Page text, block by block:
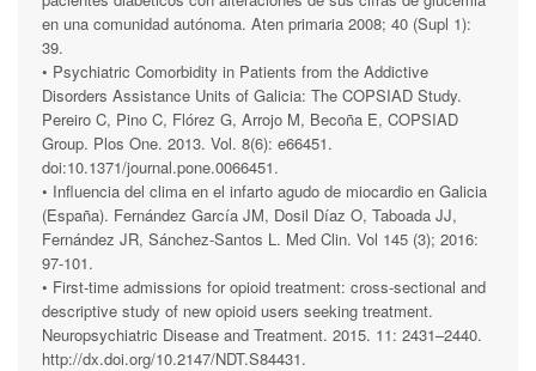
en una comunidad autónoma. Aten primaria 2008; 40 (Supl 1):
39.
• Psychiatric Comorbidity in Patients from the Addictive
Disorders Assistance Units of Galicia: The COPSIAD Study.
Pereiro C, Pino C, Flórez G, Arrojo M, Becoña E, COPSIAD
Group. Plos One. 2013. Vol. 8(6): e66451.
doi:10.1371/journal.pone.0066451.
• Influencia del clima en el infarto agudo de miocardio en Galicia
(España). Fernández García JM, Dosil Díaz O, Taboada JJ,
Fernández JR, Sánchez-Santos L. Med Clin. Vol 145 (3); 2016:
97-101.
• First-time admissions for opioid treatment: cross-sectional and
descriptive study of new opioid users seeking treatment.
Neuropsychiatric Disease and Treatment. 2015. 11: 2431–2440.
http://dx.doi.org/10.2147/NDT.S84431.